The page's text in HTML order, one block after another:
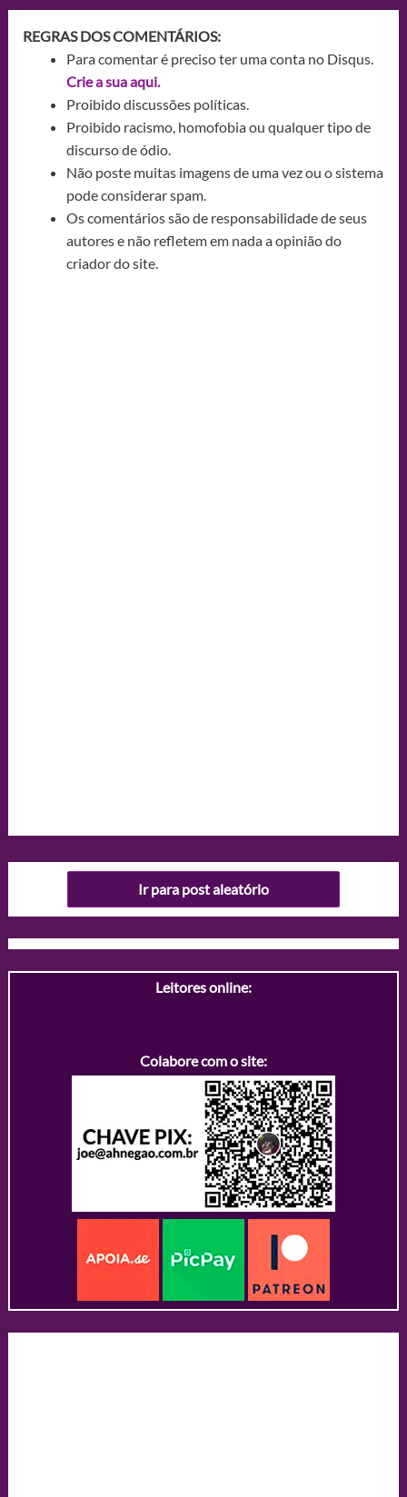
REGRAS DOS COMENTÁRIOS:
Para comentar é preciso ter uma conta no Disqus.
Crie a sua aqui.
Proibido discussões políticas.
Proibido racismo, homofobia ou qualquer tipo de
discurso de ódio.
Não poste muitas imagens de uma vez ou o sistema
pode considerar spam.
Os comentários são de responsabilidade de seus
autores e não refletem em nada a opinião do
criador do site.
Ir para post aleatório
Leitores online:
Colabore com o site: